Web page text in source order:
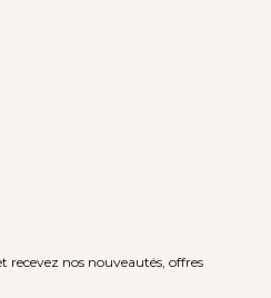
recevez nos nouveautés, offres